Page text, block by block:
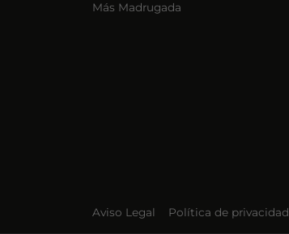
Más Madrugada
Aviso Legal Política de privacidad